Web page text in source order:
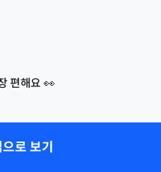
편해요 👀
로 보기